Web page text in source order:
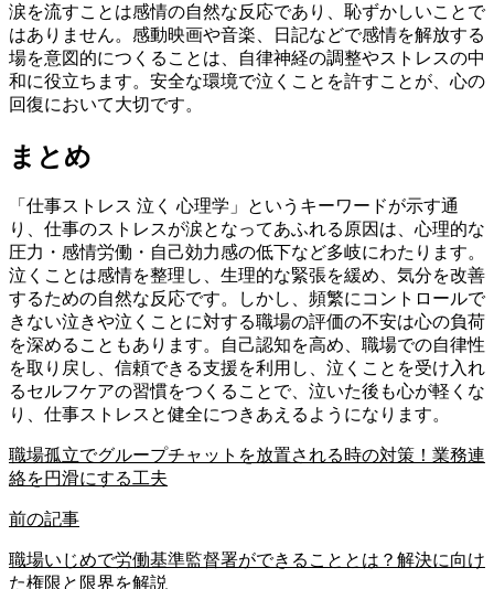
涙を流すことは感情の自然な反応であり、恥ずかしいことで
はありません。感動映画や音楽、日記などで感情を解放する
場を意図的につくることは、自律神経の調整やストレスの中
和に役立ちます。安全な環境で泣くことを許すことが、心の
回復において大切です。
まとめ
「仕事ストレス 泣く 心理学」というキーワードが示す通
り、仕事のストレスが涙となってあふれる原因は、心理的な
圧力・感情労働・自己効力感の低下など多岐にわたります。
泣くことは感情を整理し、生理的な緊張を緩め、気分を改善
するための自然な反応です。しかし、頻繁にコントロールで
きない泣きや泣くことに対する職場の評価の不安は心の負荷
を深めることもあります。自己認知を高め、職場での自律性
を取り戻し、信頼できる支援を利用し、泣くことを受け入れ
るセルフケアの習慣をつくることで、泣いた後も心が軽くな
り、仕事ストレスと健全につきあえるようになります。
職場孤立でグループチャットを放置される時の対策！業務連
絡を円滑にする工夫
前の記事
職場いじめで労働基準監督署ができることとは？解決に向け
た権限と限界を解説